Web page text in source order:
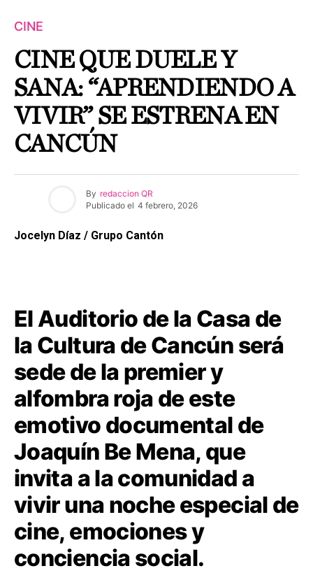
CINE
CINE QUE DUELE Y
SANA: “APRENDIENDO A
VIVIR” SE ESTRENA EN
CANCÚN
By redaccion QR
Publicado el 4 febrero, 2026
Jocelyn Díaz / Grupo Cantón
El Auditorio de la Casa de
la Cultura de Cancún será
sede de la premier y
alfombra roja de este
emotivo documental de
Joaquín Be Mena, que
invita a la comunidad a
vivir una noche especial de
cine, emociones y
conciencia social.